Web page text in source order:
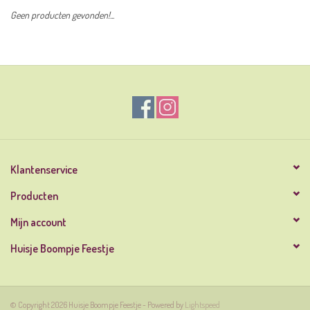
Geen producten gevonden!...
Klantenservice
Producten
Mijn account
Huisje Boompje Feestje
© Copyright 2026 Huisje Boompje Feestje - Powered by Lightspeed